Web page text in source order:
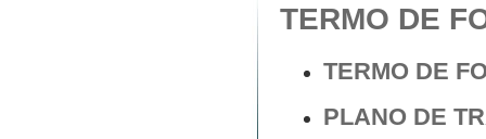
TERMO DE
TERMO DE
PLANO DE